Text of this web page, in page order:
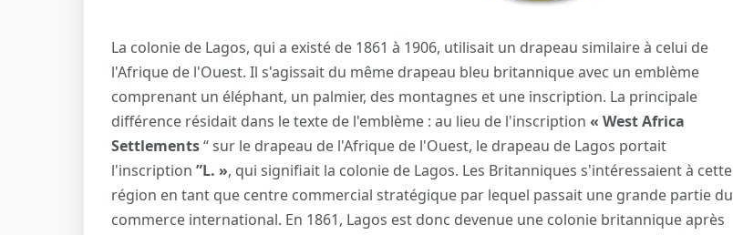
La colonie de Lagos, qui a existé de 1861 à 1906, utilisait un drapeau similaire à celui de
l'Afrique de l'Ouest. Il s'agissait du même drapeau bleu britannique avec un emblème
comprenant un éléphant, un palmier, des montagnes et une inscription. La principale
différence résidait dans le texte de l'emblème : au lieu de l'inscription « West Africa
Settlements“ sur le drapeau de l'Afrique de l'Ouest, le drapeau de Lagos portait
l'inscription ”L. », qui signifiait la colonie de Lagos. Les Britanniques s'intéressaient à cette
région en tant que centre commercial stratégique par lequel passait une grande partie du
commerce international. En 1861, Lagos est donc devenue une colonie britannique après